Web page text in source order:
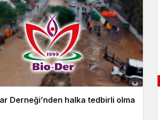
Derneği’nden halka tedbirli olma